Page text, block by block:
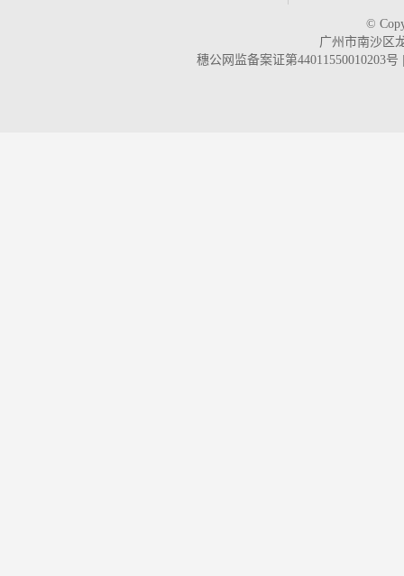
©
广州市南沙区
穗公网监备案证第44011550010203号